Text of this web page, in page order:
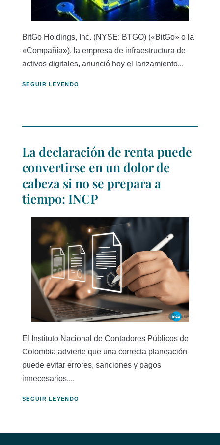
BitGo Holdings, Inc. (NYSE: BTGO) («BitGo» o la
«Compañía»), la empresa de infraestructura de
activos digitales, anunció hoy el lanzamiento...
SEGUIR LEYENDO
La declaración de renta puede
convertirse en un dolor de
cabeza si no se prepara a
tiempo: INCP
El Instituto Nacional de Contadores Públicos de
Colombia advierte que una correcta planeación
puede evitar errores, sanciones y pagos
innecesarios....
SEGUIR LEYENDO